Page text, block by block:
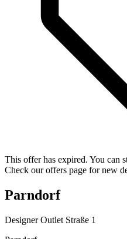
This offer has expired. You can
Check our offers page for new
Parndorf
Designer Outlet Straße 1